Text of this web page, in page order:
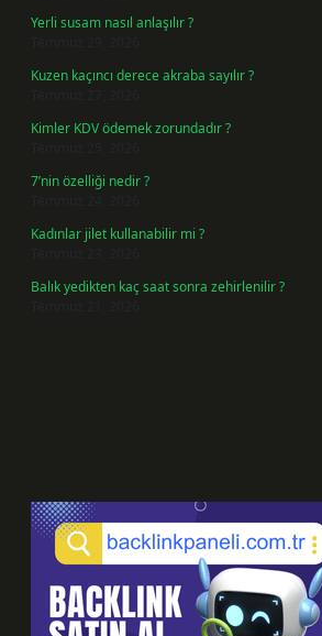
Yerli susam nasıl anlaşılır ?
Temmuz 29, 2026
Kuzen kaçıncı derece akraba sayılır ?
Temmuz 27, 2026
Kimler KDV ödemek zorundadır ?
Temmuz 25, 2026
7’nin özelliği nedir ?
Temmuz 24, 2026
Kadınlar jilet kullanabilir mi ?
Temmuz 23, 2026
Balık yedikten kaç saat sonra zehirlenilir ?
Temmuz 21, 2026